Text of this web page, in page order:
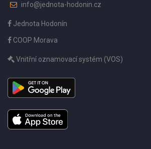
info@jednota-hodonin.cz
Jednota Hodonín
COOP Morava
Vnitřní oznamovací systém (VOS)